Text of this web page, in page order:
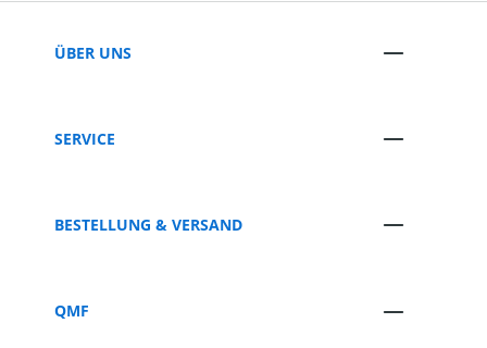
ÜBER UNS
SERVICE
BESTELLUNG & VERSAND
QMF